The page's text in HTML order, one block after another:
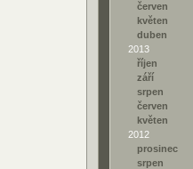
červen
květen
duben
2013
říjen
září
srpen
červen
květen
2012
prosinec
srpen